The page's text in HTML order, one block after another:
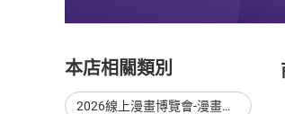
本店相關類別
2026線上漫畫博覽會-漫畫，單本79折起，至8/15止